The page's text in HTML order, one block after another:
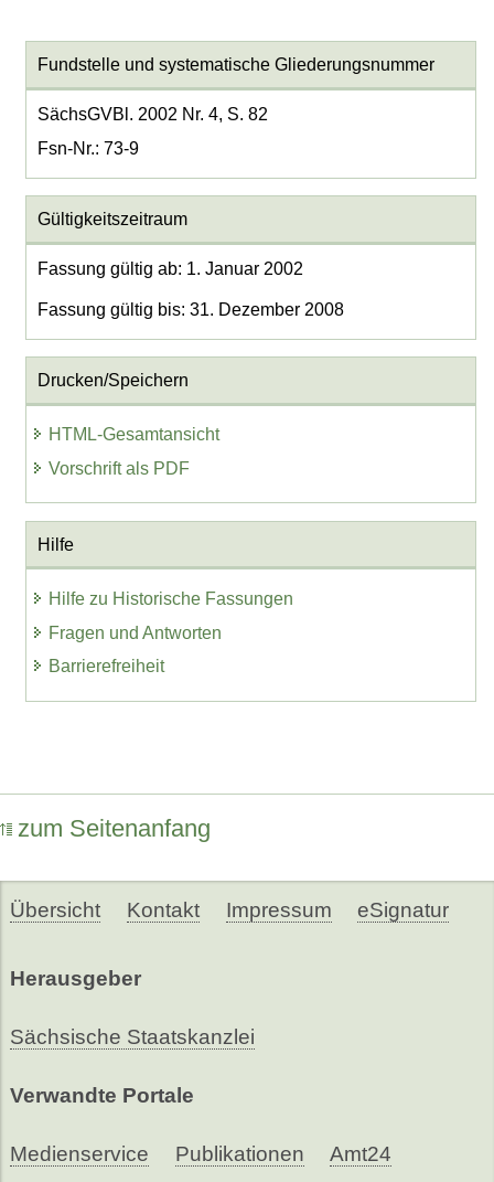
Fundstelle und systematische Gliederungsnummer
SächsGVBl. 2002 Nr. 4, S. 82
Fsn-Nr.: 73-9
Gültigkeitszeitraum
Fassung gültig ab: 1. Januar 2002
Fassung gültig bis: 31. Dezember 2008
Drucken/Speichern
HTML-Gesamtansicht
Vorschrift als PDF
Hilfe
Hilfe zu Historische Fassungen
Fragen und Antworten
Barrierefreiheit
zum Seitenanfang
Übersicht Kontakt Impressum eSignatur
Herausgeber
Sächsische Staatskanzlei
Verwandte Portale
Medienservice Publikationen Amt24